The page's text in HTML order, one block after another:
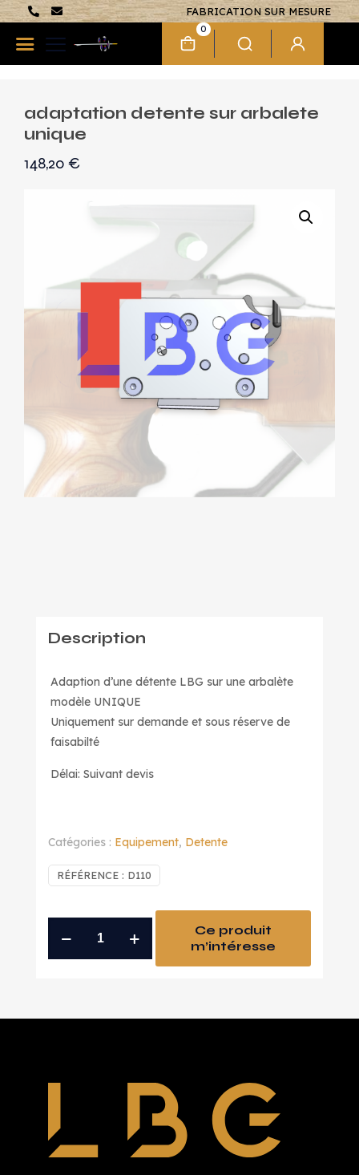
FABRICATION SUR MESURE
0
adaptation detente sur arbalete
unique
148,20 €
Description
Adaption d’une détente LBG sur une arbalète
modèle UNIQUE
Uniquement sur demande et sous réserve de
faisabilté
Délai: Suivant devis
Catégories : Equipement, Detente
RÉFÉRENCE : D110
Ce produit
m’intéresse